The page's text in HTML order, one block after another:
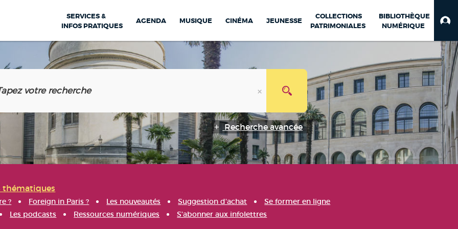
SERVICES &
INFOS PRATIQUES
AGENDA MUSIQUE CINÉMA JEUNESSE
COLLECTIONS
PATRIMONIALES
BIBLIOTHÈQUE
NUMÉRIQUE
Recherche avancée
thématiques
? Foreign in Paris ? Les nouveautés Suggestion d'achat
Se former en ligne
Les podcasts Ressources numériques S'abonner aux infolettres